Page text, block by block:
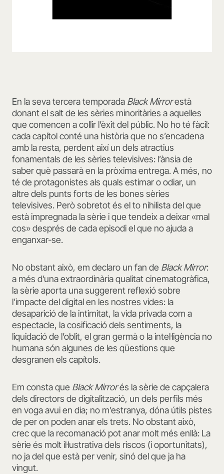
En la seva tercera temporada Black Mirrorestà
donant el salt de les sèries minoritàries a aquelles
que comencen a collir l’èxit del públic. No ho té fàcil:
cada capítol conté una història que no s’encadena
amb la resta, perdent així un dels atractius
fonamentals de les sèries televisives: l’ànsia de
saber què passarà en la pròxima entrega. A més, no
té de protagonistes als quals estimar o odiar, un
altre dels punts forts de les bones sèries
televisives. Però sobretot és el to nihilista del que
està impregnada la sèrie i que tendeix a deixar «mal
cos» després de cada episodi el que no ajuda a
enganxar-se.
No obstant això, em declaro un fan de Black Mirror:
a més d’una extraordinària qualitat cinematogràfica,
la sèrie aporta una suggerent reflexió sobre
l’impacte del digital en les nostres vides: la
desaparició de la intimitat, la vida privada com a
espectacle, la cosificació dels sentiments, la
liquidació de l’oblit, el gran germà o la intel·ligència no
humana són algunes de les qüestions que
desgranen els capítols.
Em consta que Black Mirrorés la sèrie de capçalera
dels directors de digitalització, un dels perfils més
en voga avui en dia; no m’estranya, dóna útils pistes
de per on poden anar els trets. No obstant això,
crec que la recomanació pot anar molt més enllà: La
sèrie és molt il·lustrativa dels riscos (i oportunitats),
no ja del que està per venir, sinó del que ja ha
vingut.